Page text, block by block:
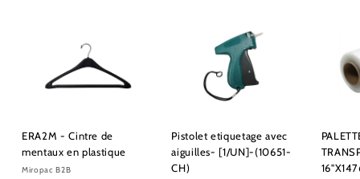
ERA2M - Cintre de
mentaux en plastique
Miropac B2B
Pistolet etiquetage avec
aiguilles- [1/UN]-(10651-
CH)